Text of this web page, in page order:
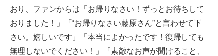
おり、ファンからは「お帰りなさい！ずっとお待ちして
おりました！」「“お帰りなさい藤原さん”と言わせて下
さい。嬉しいです」「本当によかったです！復帰しても
無理しないでください！」「素敵なお声が聞けること、